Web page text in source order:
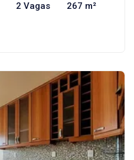
2 Vagas 267 m²